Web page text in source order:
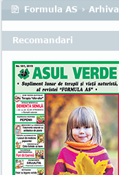
Formula AS › Arhiva
Recomandari